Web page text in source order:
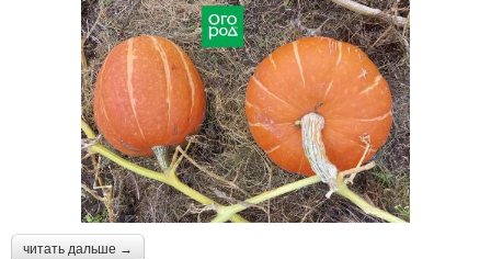
читать дальше →